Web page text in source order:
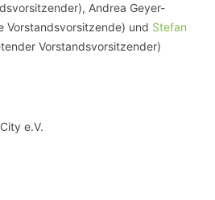
Andrea Geyer-
Vorstandsvorsitzende) und Stefan
Vorstandsvorsitzender)
e.V.